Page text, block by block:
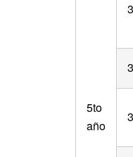
5to
año